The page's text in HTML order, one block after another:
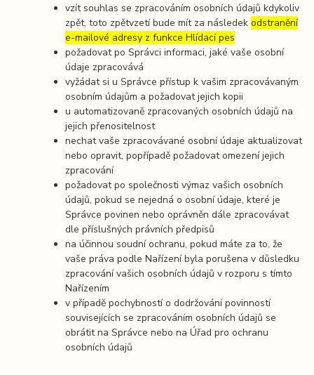
vzít souhlas se zpracováním osobních údajů kdykoliv
zpět, toto zpětvzetí bude mít za následekodstranění
e-mailové adresy z funkce Hlídací pes
požadovat po Správci informaci, jaké vaše osobní
údaje zpracovává
vyžádat si u Správce přístup k vašim zpracovávaným
osobním údajům a požadovat jejich kopii
u automatizovaně zpracovaných osobních údajů na
jejich přenositelnost
nechat vaše zpracovávané osobní údaje aktualizovat
nebo opravit, popřípadě požadovat omezení jejich
zpracování
požadovat po společnosti výmaz vašich osobních
údajů, pokud se nejedná o osobní údaje, které je
Správce povinen nebo oprávněn dále zpracovávat
dle příslušných právních předpisů
na účinnou soudní ochranu, pokud máte za to, že
vaše práva podle Nařízení byla porušena v důsledku
zpracování vašich osobních údajů v rozporu s tímto
Nařízením
v případě pochybností o dodržování povinností
souvisejících se zpracováním osobních údajů se
obrátit na Správce nebo na Úřad pro ochranu
osobních údajů